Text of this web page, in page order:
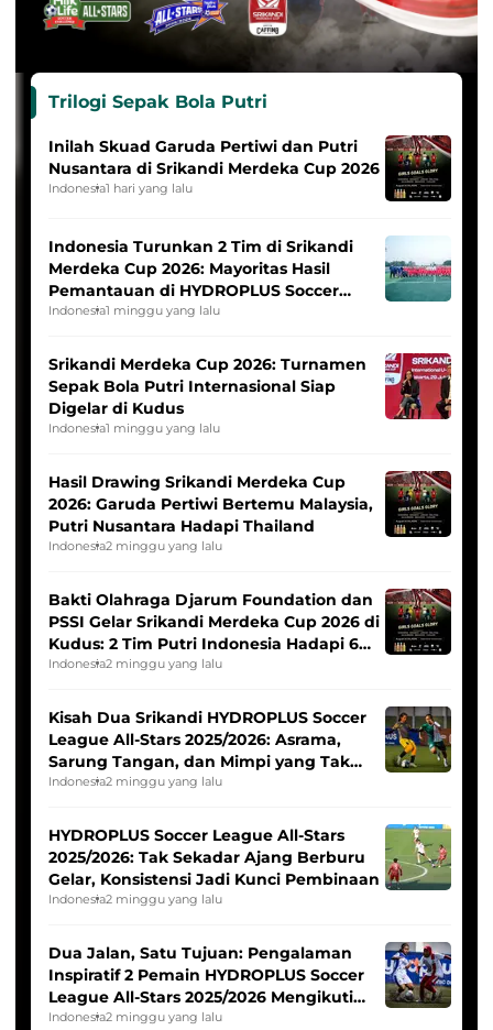
Trilogi Sepak Bola Putri
Inilah Skuad Garuda Pertiwi dan Putri
Nusantara di Srikandi Merdeka Cup 2026
Indonesia1 hari yang lalu
Indonesia Turunkan 2 Tim di Srikandi
Merdeka Cup 2026: Mayoritas Hasil
Pemantauan di HYDROPLUS Soccer
League
Indonesia1 minggu yang lalu
Srikandi Merdeka Cup 2026: Turnamen
Sepak Bola Putri Internasional Siap
Digelar di Kudus
Indonesia1 minggu yang lalu
Hasil Drawing Srikandi Merdeka Cup
2026: Garuda Pertiwi Bertemu Malaysia,
Putri Nusantara Hadapi Thailand
Indonesia2 minggu yang lalu
Bakti Olahraga Djarum Foundation dan
PSSI Gelar Srikandi Merdeka Cup 2026 di
Kudus: 2 Tim Putri Indonesia Hadapi 6
Tim Asia
Indonesia2 minggu yang lalu
Kisah Dua Srikandi HYDROPLUS Soccer
League All-Stars 2025/2026: Asrama,
Sarung Tangan, dan Mimpi yang Tak
Pernah Padam
Indonesia2 minggu yang lalu
HYDROPLUS Soccer League All-Stars
2025/2026: Tak Sekadar Ajang Berburu
Gelar, Konsistensi Jadi Kunci Pembinaan
Indonesia2 minggu yang lalu
Dua Jalan, Satu Tujuan: Pengalaman
Inspiratif 2 Pemain HYDROPLUS Soccer
League All-Stars 2025/2026 Mengikuti
Seleksi Timnas Indonesia Putri
Indonesia2 minggu yang lalu